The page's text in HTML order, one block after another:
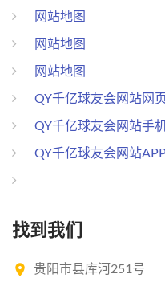
网站地图
网站地图
网站地图
QY千亿球友会网站网
QY千亿球友会网站手
QY千亿球友会网站
找到我们
贵阳市县库河251号